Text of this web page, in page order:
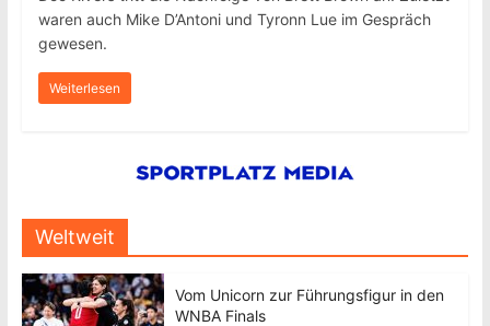
waren auch Mike D’Antoni und Tyronn Lue im Gespräch
gewesen.
Weiterlesen
Weltweit
Vom Unicorn zur Führungsfigur in den
WNBA Finals